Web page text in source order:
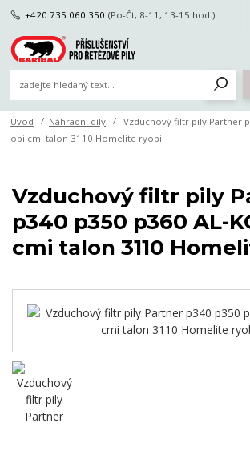
+420 735 060 350 (Po-Čt, 8-11, 13-15 hod.)
Úvod Náhradní díly
Vzduchový filtr pily Partner
obi cmi talon 3110 Homelite ryobi
Vzduchový filtr pily
p340 p350 p360 AL-
cmi talon 3110